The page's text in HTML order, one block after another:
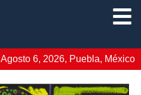
Agosto 6, 2026, Puebla, México